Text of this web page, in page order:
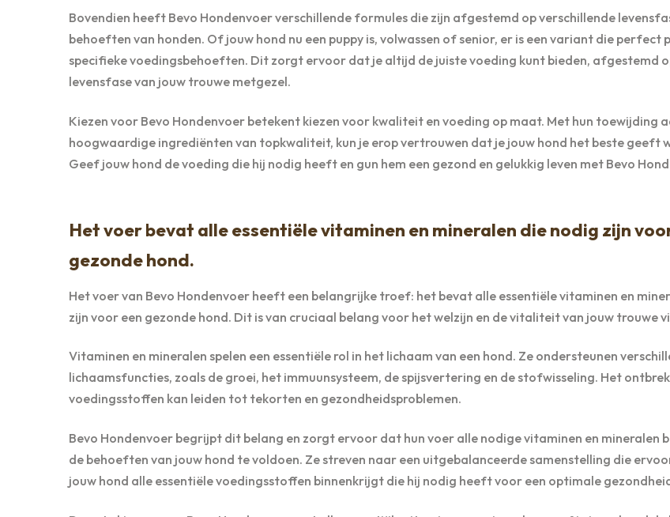
Bovendien heeft Bevo Hondenvoer verschillende formules die zijn afgestemd op verschillende
behoeften van honden. Of jouw hond nu een puppy is, volwassen of senior, er is een variant die perfect
specifieke voedingsbehoeften. Dit zorgt ervoor dat je altijd de juiste voeding kunt bieden, afgestemd
levensfase van jouw trouwe metgezel.
Kiezen voor Bevo Hondenvoer betekent kiezen voor kwaliteit en voeding op maat. Met hun toewijding
hoogwaardige ingrediënten van topkwaliteit, kun je erop vertrouwen dat je jouw hond het beste geeft
Geef jouw hond de voeding die hij nodig heeft en gun hem een gezond en gelukkig leven met Bevo
Het voer bevat alle essentiële vitaminen en mineralen die nodig zijn
gezonde hond.
Het voer van Bevo Hondenvoer heeft een belangrijke troef: het bevat alle essentiële vitaminen en
zijn voor een gezonde hond. Dit is van cruciaal belang voor het welzijn en de vitaliteit van jouw trouwe
Vitaminen en mineralen spelen een essentiële rol in het lichaam van een hond. Ze ondersteunen
lichaamsfuncties, zoals de groei, het immuunsysteem, de spijsvertering en de stofwisseling. Het
voedingsstoffen kan leiden tot tekorten en gezondheidsproblemen.
Bevo Hondenvoer begrijpt dit belang en zorgt ervoor dat hun voer alle nodige vitaminen en mineralen
de behoeften van jouw hond te voldoen. Ze streven naar een uitgebalanceerde samenstelling die
jouw hond alle essentiële voedingsstoffen binnenkrijgt die hij nodig heeft voor een optimale